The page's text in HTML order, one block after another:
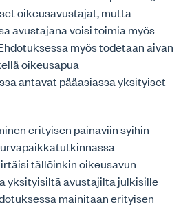
oikeusavustajat, mutta
avustajana voisi toimia myös
myös todetaan aivan
oikeusapua
antavat pääasiassa yksityiset
erityisen painaviin syihin
tällöinkin oikeusavun
yksityisiltä avustajilta julkisille
mainitaan erityisen